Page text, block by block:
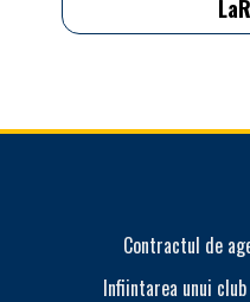
Contractul de
Infiintarea unui